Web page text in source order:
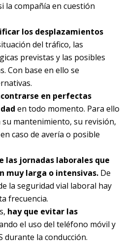
la compañía en cuestión
los desplazamientos
del tráfico, las
previstas y las posibles
Con base en ello se
en perfectas
en todo momento. Para ello
mantenimiento, su revisión,
caso de avería o posible
las jornadas laborales que
muy larga o intensivas. De
la seguridad vial laboral hay
frecuencia.
hay que evitar las
el uso del teléfono móvil y
durante la conducción.